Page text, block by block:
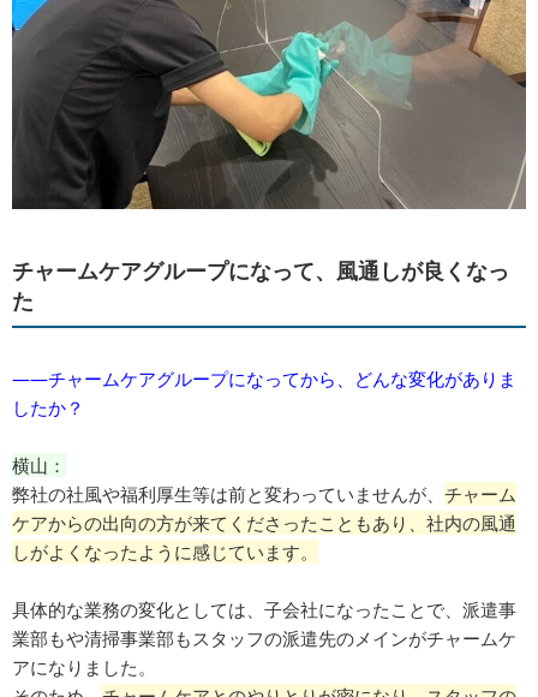
チャームケアグループになって、風通しが良くなっ
た
――チャームケアグループになってから、どんな変化がありま
したか？
横山：
弊社の社風や福利厚生等は前と変わっていませんが、 チャーム
ケアからの出向の方が来てくださったこともあり、社内の風通
しがよくなったように感じています。
具体的な業務の変化としては、子会社になったことで、派遣事
業部もや清掃事業部もスタッフの派遣先のメインがチャームケ
アになりました。